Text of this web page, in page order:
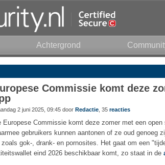
Achtergrond
Commissie komt deze
2 juni 2025, 09:45 door Redactie , 35 reacties
Europese Commissie komt deze zomer met een
gebruikers kunnen aantonen of ze oud genoeg
gok-, drank- en pornosites. Het gaat om een
eind 2026 beschikbaar komt, zo staat in de